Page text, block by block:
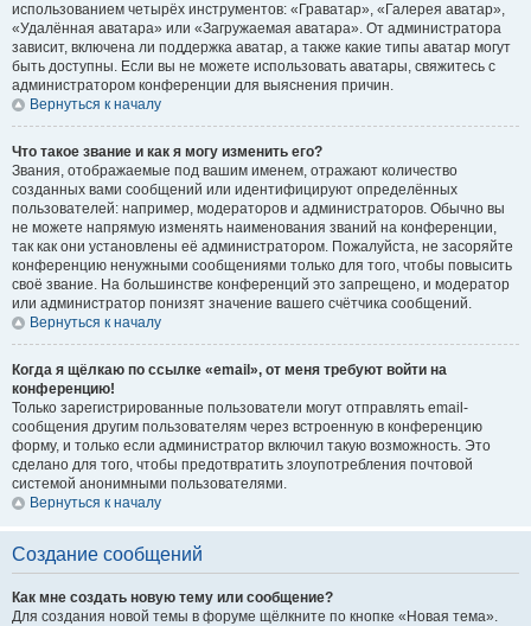
использованием четырёх инструментов: «Граватар», «Галерея аватар»,
«Удалённая аватара» или «Загружаемая аватара». От администратора
зависит, включена ли поддержка аватар, а также какие типы аватар могут
быть доступны. Если вы не можете использовать аватары, свяжитесь с
администратором конференции для выяснения причин.
Вернуться к началу
Что такое звание и как я могу изменить его?
Звания, отображаемые под вашим именем, отражают количество
созданных вами сообщений или идентифицируют определённых
пользователей: например, модераторов и администраторов. Обычно вы
не можете напрямую изменять наименования званий на конференции,
так как они установлены её администратором. Пожалуйста, не засоряйте
конференцию ненужными сообщениями только для того, чтобы повысить
своё звание. На большинстве конференций это запрещено, и модератор
или администратор понизят значение вашего счётчика сообщений.
Вернуться к началу
Когда я щёлкаю по ссылке «email», от меня требуют войти на
конференцию!
Только зарегистрированные пользователи могут отправлять email-
сообщения другим пользователям через встроенную в конференцию
форму, и только если администратор включил такую возможность. Это
сделано для того, чтобы предотвратить злоупотребления почтовой
системой анонимными пользователями.
Вернуться к началу
Создание сообщений
Как мне создать новую тему или сообщение?
Для создания новой темы в форуме щёлкните по кнопке «Новая тема».